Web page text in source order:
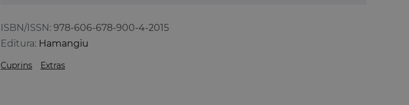
ISBN/ISSN: 978-606-678-900-4-2015
Editura: Hamangiu
Cuprins Extras